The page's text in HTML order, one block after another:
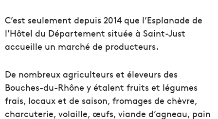
C’est seulement depuis 2014 que l’Esplanade de
l’Hôtel du Département située à Saint-Just
accueille un marché de producteurs.
De nombreux agriculteurs et éleveurs des
Bouches-du-Rhône y étalent fruits et légumes
frais, locaux et de saison, fromages de chèvre,
charcuterie, volaille, œufs, viande d’agneau, pain